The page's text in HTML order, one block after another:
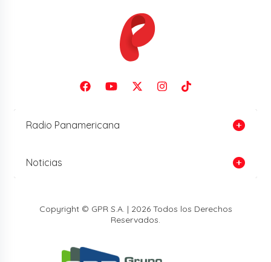
Radio Panamericana
Noticias
Copyright © GPR S.A. | 2026 Todos los Derechos
Reservados.